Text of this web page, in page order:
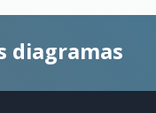
diagramas